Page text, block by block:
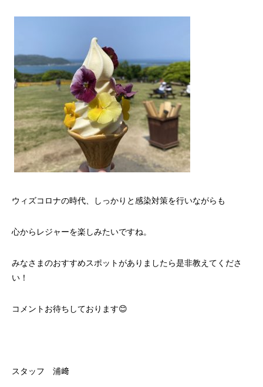
ウィズコロナの時代、しっかりと感染対策を行いながらも
心からレジャーを楽しみたいですね。
みなさまのおすすめスポットがありましたら是非教えてくださ
い！
コメントお待ちしております😊
スタッフ 浦﨑